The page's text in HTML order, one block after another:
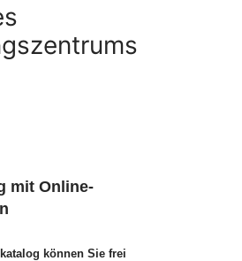
mit Online-
können Sie frei